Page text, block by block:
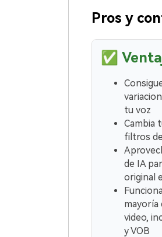
Pros y
✅
tu voz
Cambia
filtros
de IA
original
mayoría
video,
y VOB